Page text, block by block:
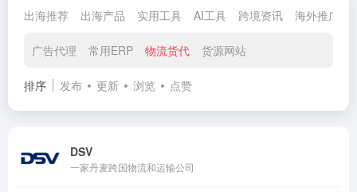
出海推荐 出海产品 实用工具 AI工具 跨境资讯 海外推广
广告代理 常用ERP 物流货代 货源网站
排序 发布 更新 浏览 点赞
DSV
一家丹麦跨国物流和运输公司